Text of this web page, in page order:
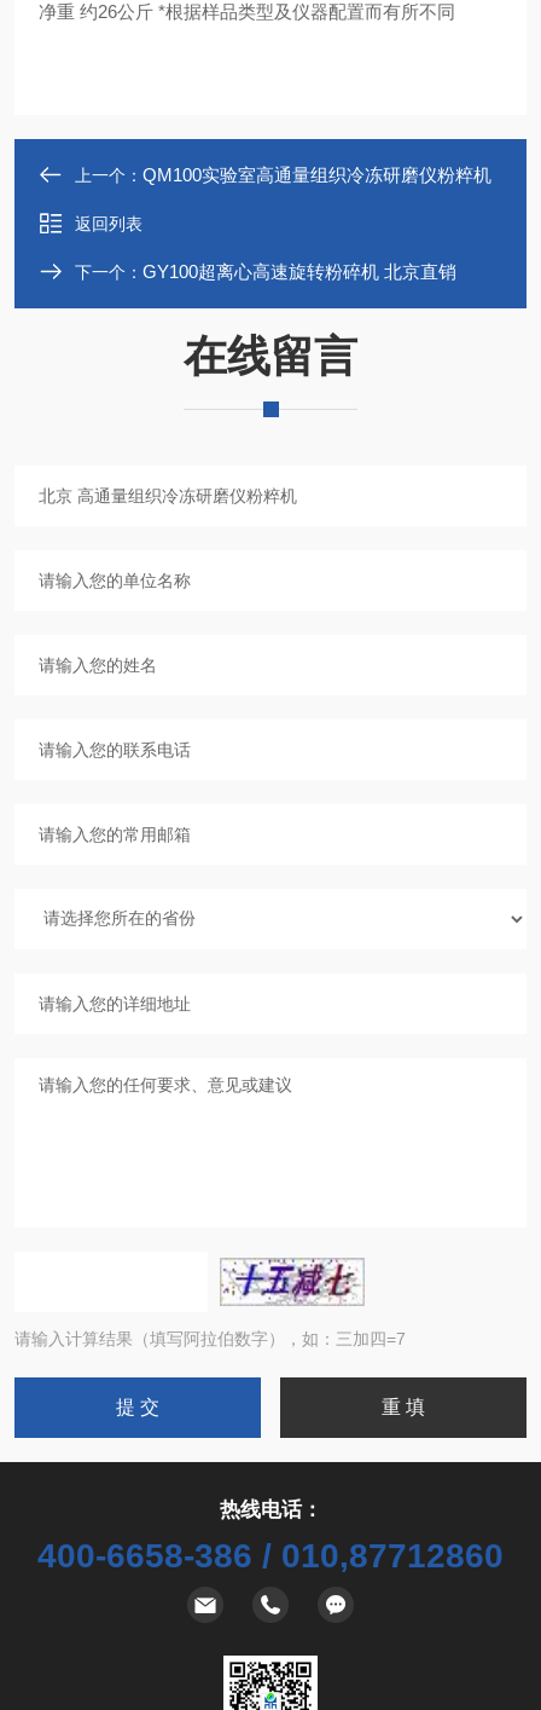
净重 约26公斤 *根据样品类型及仪器配置而有所不同
上一个： QM100实验室高通量组织冷冻研磨仪粉粹机
返回列表
下一个： GY100超离心高速旋转粉碎机 北京直销
在线留言
请输入计算结果（填写阿拉伯数字），如：三加四=7
热线电话：
400-6658-386 / 010,87712860